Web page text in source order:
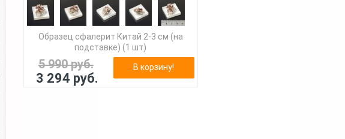
Образец сфалерит Китай 2-3 см (на
подставке) (1 шт)
5 990 руб.
3 294 руб.
В корзину!